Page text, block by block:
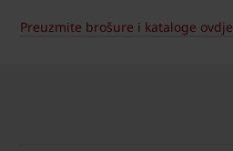
Preuzmite brošure i kataloge ovdje